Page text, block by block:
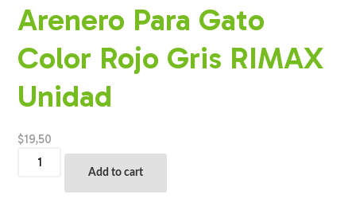
Arenero Para Gato
Color Rojo Gris RIMAX
Unidad
$19,50
Para
Add to cart